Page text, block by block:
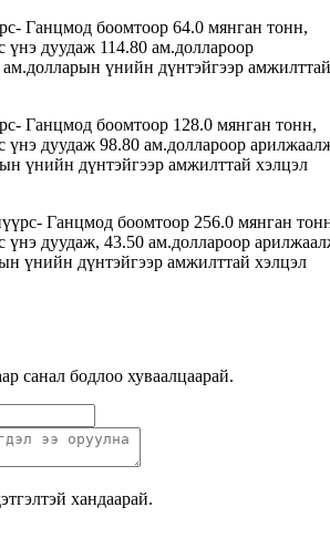
Ганцмод боомтоор 64.0 мянган тонн,
үнэ дуудаж 114.80 ам.доллароор
үнийн дүнтэйгээр амжилттай
Ганцмод боомтоор 128.0 мянган тонн,
үнэ дуудаж 98.80 ам.доллароор
үнийн дүнтэйгээр амжилттай хэлцэл
Ганцмод боомтоор 256.0 мянган
үнэ дуудаж, 43.50 ам.доллароор
үнийн дүнтэйгээр амжилттай хэлцэл
санал бодлоо хуваалцаарай.
хандаарай.